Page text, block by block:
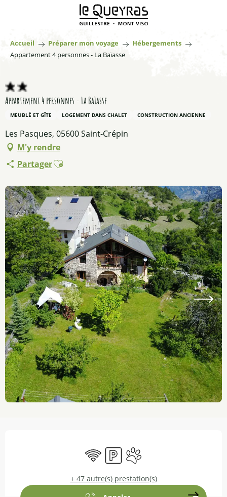
principal
Accueil Préparer mon voyage
Hébergements
Appartement 4 personnes - La Baïasse
Appartement 4 personnes - La Baïasse
MEUBLÉ ET GÎTE LOGEMENT DANS CHALET CONSTRUCTION ANCIENNE
Les Pasques, 05600 Saint-Crépin
M'y rendre
PartagerAjouter aux favoris
WiFi ParkingAnimaux acceptés
+ 47 autre(s) prestation(s)